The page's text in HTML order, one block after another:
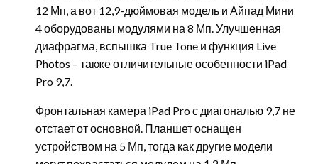
12 Мп, а вот 12,9-дюймовая модель и Айпад Мини
4 оборудованы модулями на 8 Мп. Улучшенная
диафрагма, вспышка True Tone и функция Live
Photos – также отличительные особенности iPad
Pro 9,7.
Фронтальная камера iPad Pro с диагональю 9,7 не
отстает от основной. Планшет оснащен
устройством на 5 Мп, тогда как другие модели